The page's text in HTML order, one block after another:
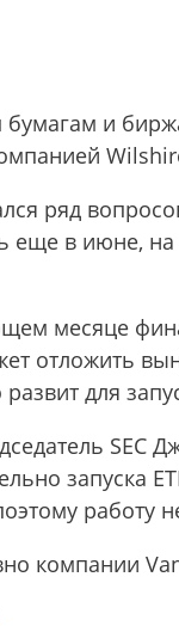
и
ряд
еще в июне,
месяце
отложить
для
SEC
запуска
работу
компании